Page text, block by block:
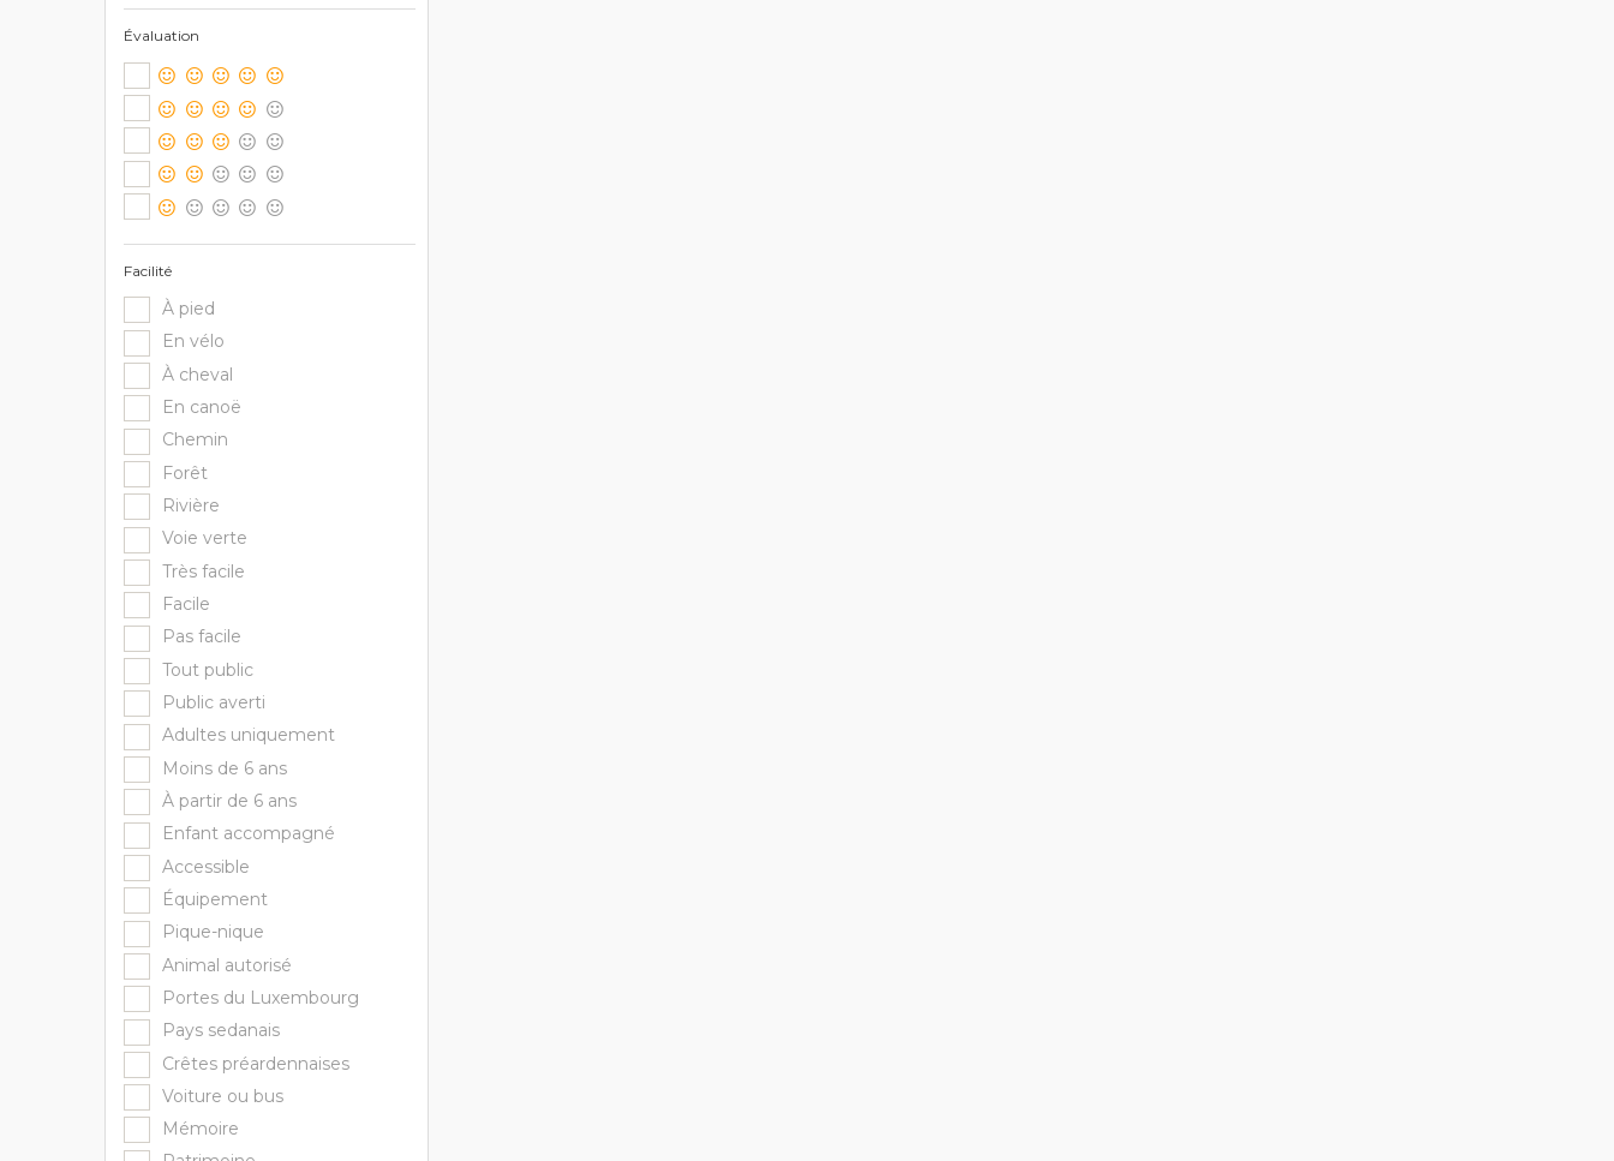
Évaluation
Facilité
À pied
En vélo
À cheval
En canoë
Chemin
Forêt
Rivière
Voie verte
Très facile
Facile
Pas facile
Tout public
Public averti
Adultes uniquement
Moins de 6 ans
À partir de 6 ans
Enfant accompagné
Accessible
Équipement
Pique-nique
Animal autorisé
Portes du Luxembourg
Pays sedanais
Crêtes préardennaises
Voiture ou bus
Mémoire